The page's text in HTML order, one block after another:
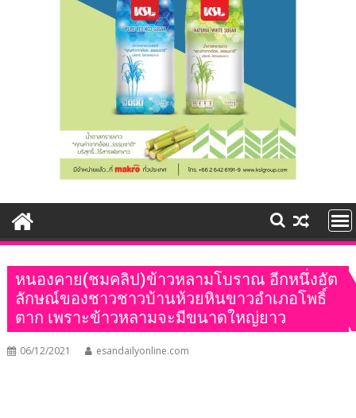
หนองคาย(ชมคลิป)ข้าวหลามโบราณ อีกหนึ่งอัต
ลักษณ์ของชาวชาวบ้านห้วยหินขาวอำเภอโพธิ์
ตาก เพราะข้าวหลามจะมีขนาดใหญ่ยาว
06/12/2021 esandailyonline.com